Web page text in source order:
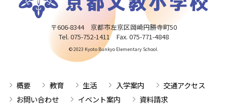
〒606-8344 京都市左京区岡崎円勝寺町50
Tel. 075-752-1411 Fax. 075-771-4848
© 2023 Kyoto Bunkyo Elementary School.
概要 教育 生活 入学案内
交通アクセス
お問い合わせ
イベント案内 資料請求